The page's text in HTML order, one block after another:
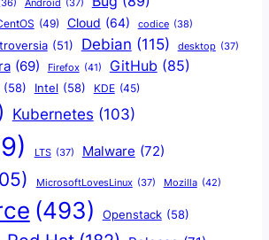
Android (37)
(49) Cloud (64) codice (38)
(51) Debian (115) desktop (37)
(69) Firefox (41) GitHub (85)
(58) Intel (58) KDE (45)
Kubernetes (103)
LTS (37) Malware (72)
MicrosoftLovesLinux (37) Mozilla (42)
(493) Openstack (58)